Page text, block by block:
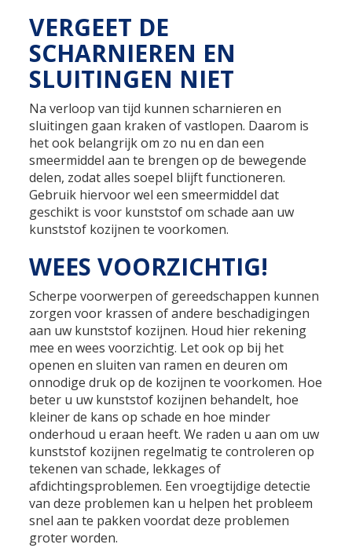
VERGEET DE
SCHARNIEREN EN
SLUITINGEN NIET
Na verloop van tijd kunnen scharnieren en
sluitingen gaan kraken of vastlopen. Daarom is
het ook belangrijk om zo nu en dan een
smeermiddel aan te brengen op de bewegende
delen, zodat alles soepel blijft functioneren.
Gebruik hiervoor wel een smeermiddel dat
geschikt is voor kunststof om schade aan uw
kunststof kozijnen te voorkomen.
WEES VOORZICHTIG!
Scherpe voorwerpen of gereedschappen kunnen
zorgen voor krassen of andere beschadigingen
aan uw kunststof kozijnen. Houd hier rekening
mee en wees voorzichtig. Let ook op bij het
openen en sluiten van ramen en deuren om
onnodige druk op de kozijnen te voorkomen. Hoe
beter u uw kunststof kozijnen behandelt, hoe
kleiner de kans op schade en hoe minder
onderhoud u eraan heeft. We raden u aan om uw
kunststof kozijnen regelmatig te controleren op
tekenen van schade, lekkages of
afdichtingsproblemen. Een vroegtijdige detectie
van deze problemen kan u helpen het probleem
snel aan te pakken voordat deze problemen
groter worden.